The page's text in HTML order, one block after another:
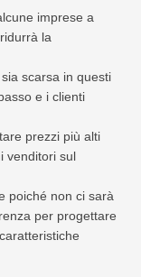
imprese a
la
scarsa in questi
e i clienti
prezzi più alti
venditori sul
poiché non ci sarà
per progettare